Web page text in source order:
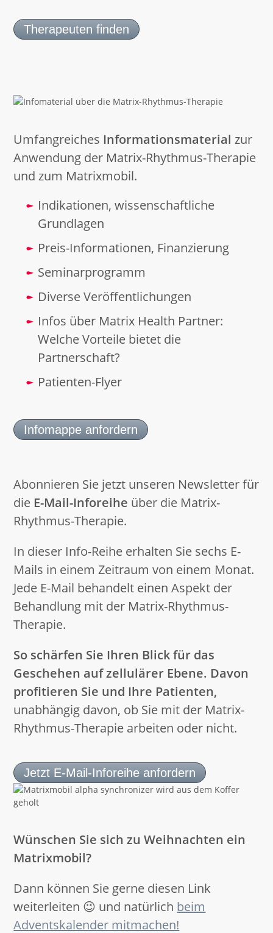
Therapeuten finden
Umfangreiches Informationsmaterial zur
Anwendung der Matrix-Rhythmus-Therapie
und zum Matrixmobil.
Indikationen, wissenschaftliche
Grundlagen
Preis-Informationen, Finanzierung
Seminarprogramm
Diverse Veröffentlichungen
Infos über Matrix Health Partner:
Welche Vorteile bietet die
Partnerschaft?
Patienten-Flyer
Infomappe anfordern
Abonnieren Sie jetzt unseren Newsletter für
die E-Mail-Inforeihe über die Matrix-
Rhythmus-Therapie.
In dieser Info-Reihe erhalten Sie sechs E-
Mails in einem Zeitraum von einem Monat.
Jede E-Mail behandelt einen Aspekt der
Behandlung mit der Matrix-Rhythmus-
Therapie.
So schärfen Sie Ihren Blick für das
Geschehen auf zellulärer Ebene. Davon
profitieren Sie und Ihre Patienten,
unabhängig davon, ob Sie mit der Matrix-
Rhythmus-Therapie arbeiten oder nicht.
Jetzt E-Mail-Inforeihe anfordern
Wünschen Sie sich zu Weihnachten ein
Matrixmobil?
Dann können Sie gerne diesen Link
weiterleiten 😉 und natürlich beim
Adventskalender mitmachen!